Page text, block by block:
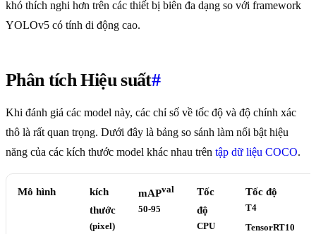
khó thích nghi hơn trên các thiết bị biên đa dạng so với framework
YOLOv5 có tính di động cao.
Phân tích Hiệu suất#
Khi đánh giá các model này, các chỉ số về tốc độ và độ chính xác
thô là rất quan trọng. Dưới đây là bảng so sánh làm nổi bật hiệu
năng của các kích thước model khác nhau trên tập dữ liệu COCO.
Mô hình
kích
thước
(pixel)
mAPval
50-95
Tốc
độ
CPU
Tốc độ
T4
TensorRT10